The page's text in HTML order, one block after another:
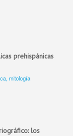
prehispánicas
mitología
los